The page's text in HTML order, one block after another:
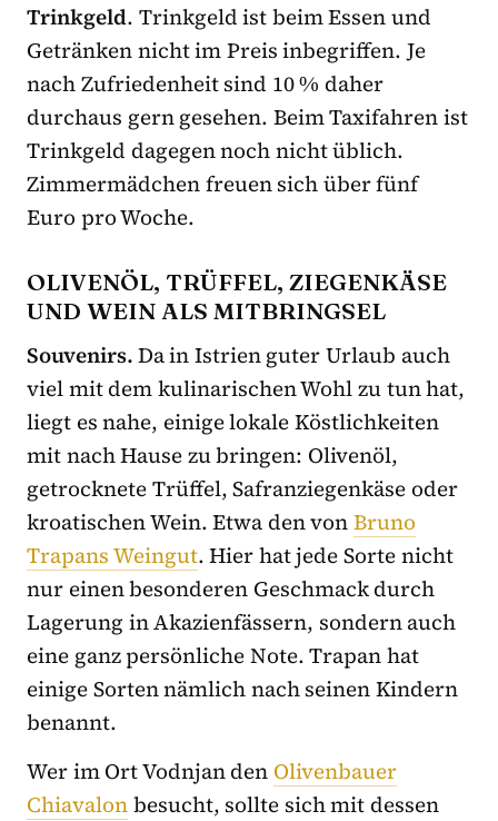
Trinkgeld. Trinkgeld ist beim Essen und
Getränken nicht im Preis inbegriffen. Je
nach Zufriedenheit sind 10 % daher
durchaus gern gesehen. Beim Taxifahren ist
Trinkgeld dagegen noch nicht üblich.
Zimmermädchen freuen sich über fünf
Euro pro Woche.
OLIVENÖL, TRÜFFEL, ZIEGENKÄSE
UND WEIN ALS MITBRINGSEL
Souvenirs.Da in Istrien guter Urlaub auch
viel mit dem kulinarischen Wohl zu tun hat,
liegt es nahe, einige lokale Köstlichkeiten
mit nach Hause zu bringen: Olivenöl,
getrocknete Trüffel, Safranziegenkäse oder
kroatischen Wein. Etwa den vonBruno
Trapans Weingut. Hier hat jede Sorte nicht
nur einen besonderen Geschmack durch
Lagerung in Akazienfässern, sondern auch
eine ganz persönliche Note. Trapan hat
einige Sorten nämlich nach seinen Kindern
benannt.
Wer im Ort Vodnjan den Olivenbauer
Chiavalonbesucht, sollte sich mit dessen